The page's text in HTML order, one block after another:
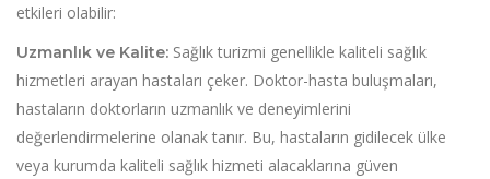
etkileri olabilir:
Uzmanlık ve Kalite: Sağlık turizmi genellikle kaliteli sağlık
hizmetleri arayan hastaları çeker. Doktor-hasta buluşmaları,
hastaların doktorların uzmanlık ve deneyimlerini
değerlendirmelerine olanak tanır. Bu, hastaların gidilecek ülke
veya kurumda kaliteli sağlık hizmeti alacaklarına güven